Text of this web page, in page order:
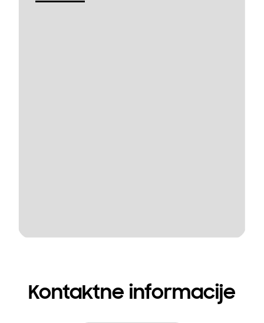
Kontaktne informacije